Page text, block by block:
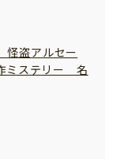
盗アルセー
ミステリー 名